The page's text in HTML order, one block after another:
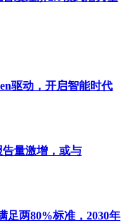
驱动，开启智能时代
告量激增，或与
足两80%标准，2030年